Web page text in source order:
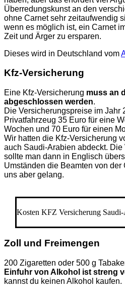
Überredungskunst an den
ohne Carnet sehr zeitaufwendig
wenn es möglich ist, ein Carnet
Zeit und Ärger zu ersparen.
Dieses wird in Deutschland vom
Kfz-Versicherung
Eine Kfz-Versicherung muss an
abgeschlossen werden.
Die Versicherungspreise im Jahr
Privatfahrzeug 35 Euro für eine
Wochen und 70 Euro für einen
Wir hatten die Kfz-Versicherung
auch Saudi-Arabien abdeckt.
sollte man dann in Englisch
Umständen die Beamten von
uns aber gelang.
Kosten KFZ Versicherung
Zoll und Freimengen
200 Zigaretten oder 500 g
Einfuhr von Alkohol ist streng
kannst du keinen Alkohol kaufen.